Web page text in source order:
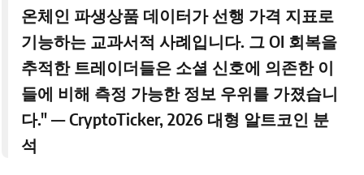
온체인 파생상품 데이터가 선행 가격 지표로
기능하는 교과서적 사례입니다. 그 OI 회복을
추적한 트레이더들은 소셜 신호에 의존한 이
들에 비해 측정 가능한 정보 우위를 가졌습니
다." —CryptoTicker, 2026 대형 알트코인 분
석